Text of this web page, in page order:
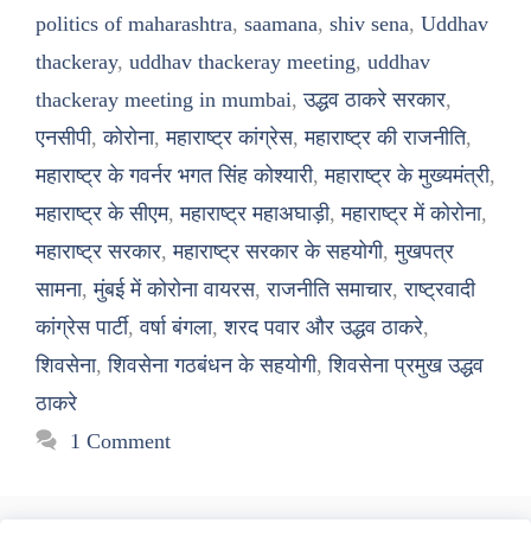
politics of maharashtra, saamana, shiv sena, Uddhav
thackeray, uddhav thackeray meeting, uddhav
thackeray meeting in mumbai,उद्धव ठाकरे सरकार,
एनसीपी,कोरोना,महाराष्ट्र कांग्रेस,महाराष्ट्र की राजनीति,
महाराष्ट्र के गवर्नर भगत सिंह कोश्यारी,महाराष्ट्र के मुख्यमंत्री,
महाराष्ट्र के सीएम,महाराष्ट्र महाअघाड़ी,महाराष्ट्र में कोरोना,
महाराष्ट्र सरकार,महाराष्ट्र सरकार के सहयोगी,मुखपत्र
सामना,मुंबई में कोरोना वायरस,राजनीति समाचार,राष्ट्रवादी
कांग्रेस पार्टी,वर्षा बंगला,शरद पवार और उद्धव ठाकरे,
शिवसेना,शिवसेना गठबंधन के सहयोगी,शिवसेना प्रमुख उद्धव
ठाकरे
1 Comment